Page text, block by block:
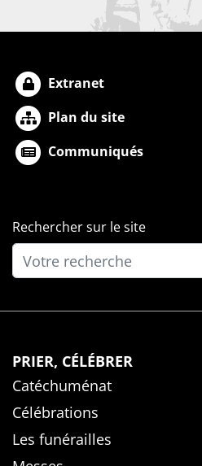
Extranet
Plan du site
Communiqués
Rechercher sur le site
PRIER, CÉLÉBRER
Catéchuménat
Célébrations
Les funérailles